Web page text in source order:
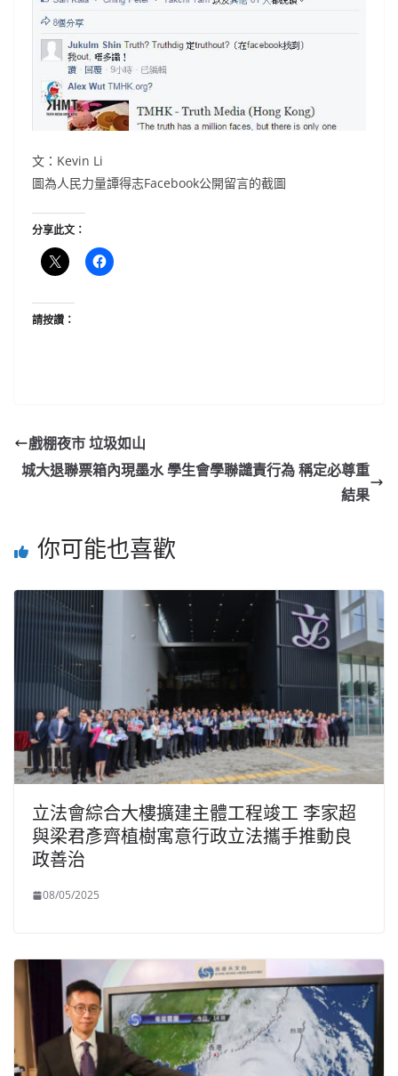
文：Kevin Li
圖為人民力量譚得志Facebook公開留言的截圖
分享此文：
請按讚：
戲棚夜市 垃圾如山
城大退聯票箱內現墨水 學生會學聯譴責行為 稱定必尊重
結果
你可能也喜歡
立法會綜合大樓擴建主體工程竣工 李家超
與梁君彥齊植樹寓意行政立法攜手推動良
政善治
08/05/2025